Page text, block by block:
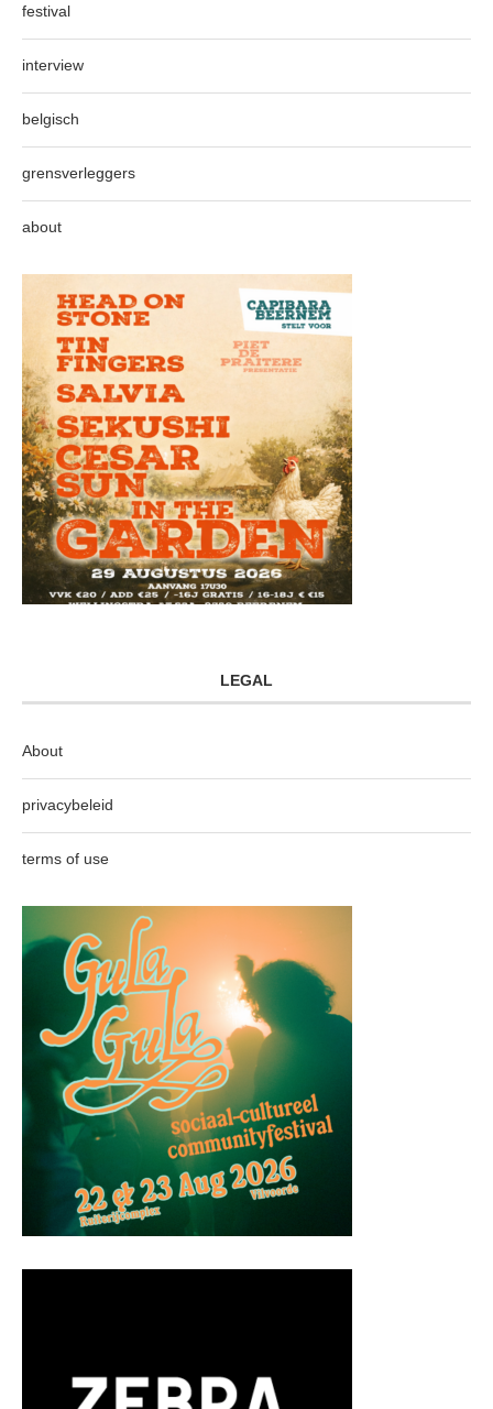
festival
interview
belgisch
grensverleggers
about
LEGAL
About
privacybeleid
terms of use